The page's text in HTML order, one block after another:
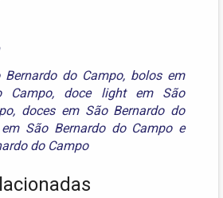
do Campo, bolos em
Campo, doce light em São
, doces em São Bernardo do
São Bernardo do Campoe
do Campo